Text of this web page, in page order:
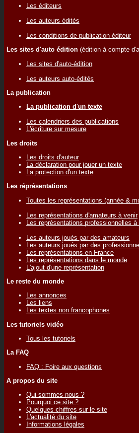
Les éditeurs
Les auteurs édités
Les conditions de publication éditeur
Les sites d'auto édition (édition à compte
Les sites d'auto-édition
Les auteurs auto-édités
La publication
La publication d'un texte
Les calendriers des publications
L'écriture sur mesure
Les droits
Les droits d'auteur
La déclaration pour jouer un texte
La protection d'un texte
Les réprésentations
Toutes les représentations (année &
Les représentations d'amateurs à venir
Les représentations professionnelles à
Les auteurs joués par des amateurs
Les auteurs joués par des
Les représentations en France
Les représentations dans le monde
L'ajout d'une représentation
Le reste du monde
Les annonces
Les liens
Les textes non francophones
Les tutoriels vidéo
Tous les tutoriels
La FAQ
FAQ : Foire aux questions
A propos du site
Qui sommes nous ?
Pourquoi ce site ?
Quelques chiffres sur le site
L'actualité du site
Informations légales